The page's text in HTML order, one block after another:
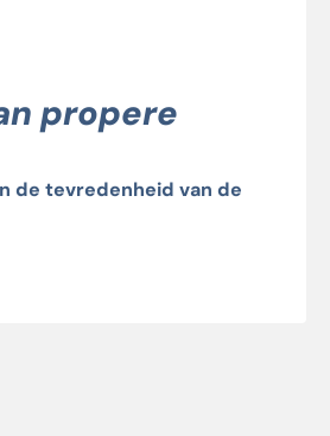
propere
de tevredenheid van de